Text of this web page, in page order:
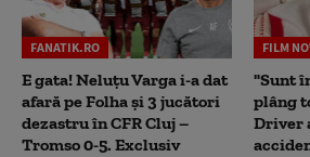
FANATIK.RO
E gata! Neluțu Varga i-a dat
afară pe Folha și 3 jucători
dezastru în CFR Cluj –
Tromso 0-5. Exclusiv
FILM
"Sunt
plâng
Driver